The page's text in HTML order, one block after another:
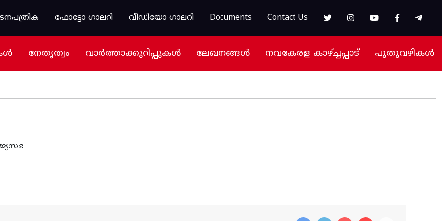
ഫോട്ടോ ഗാലറി വീഡിയോ ഗാലറി Documents Contact Us
നേതൃത്വം വാർത്താക്കുറിപ്പുകൾ ലേഖനങ്ങൾ നവകേരള കാഴ്ച്ചപ്പാട് പുതുവഴികൾ